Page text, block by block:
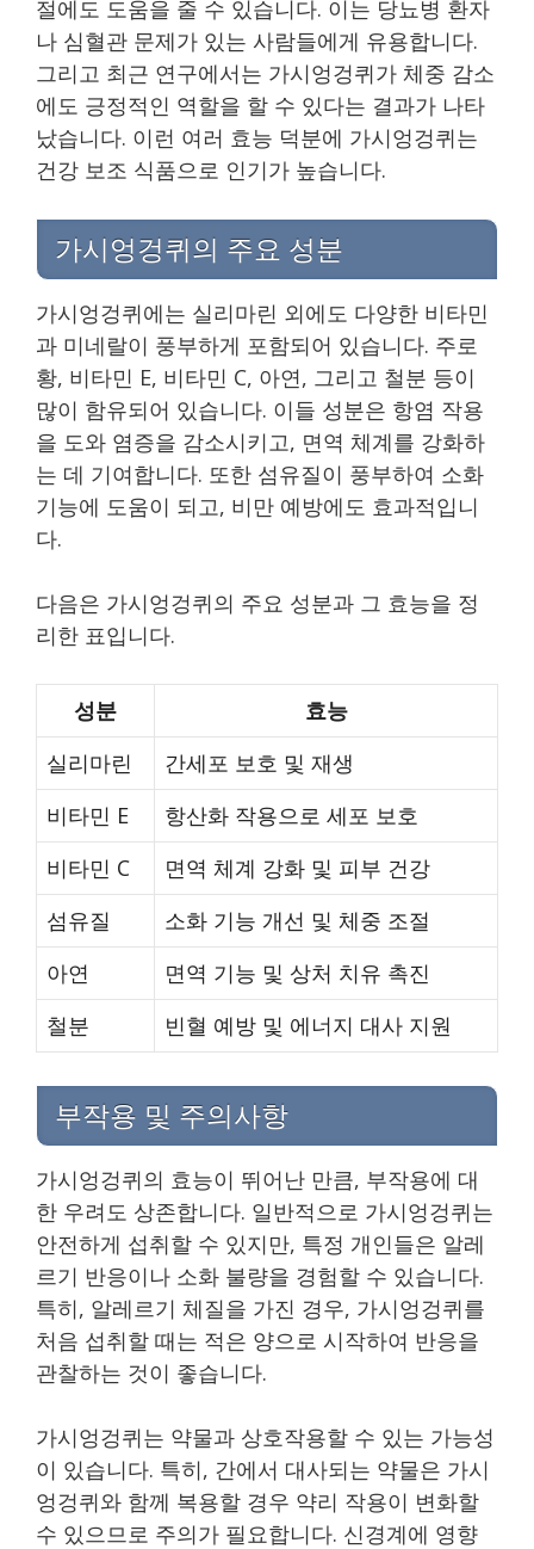
절에도 도움을 줄 수 있습니다. 이는 당뇨병 환자
나 심혈관 문제가 있는 사람들에게 유용합니다.
그리고 최근 연구에서는 가시엉겅퀴가 체중 감소
에도 긍정적인 역할을 할 수 있다는 결과가 나타
났습니다. 이런 여러 효능 덕분에 가시엉겅퀴는
건강 보조 식품으로 인기가 높습니다.
가시엉겅퀴의 주요 성분
가시엉겅퀴에는 실리마린 외에도 다양한 비타민
과 미네랄이 풍부하게 포함되어 있습니다. 주로
황, 비타민 E, 비타민 C, 아연, 그리고 철분 등이
많이 함유되어 있습니다. 이들 성분은 항염 작용
을 도와 염증을 감소시키고, 면역 체계를 강화하
는 데 기여합니다. 또한 섬유질이 풍부하여 소화
기능에 도움이 되고, 비만 예방에도 효과적입니
다.
다음은 가시엉겅퀴의 주요 성분과 그 효능을 정
리한 표입니다.
성분
효능
실리마린
간세포 보호 및 재생
비타민 E
항산화 작용으로 세포 보호
비타민 C
면역 체계 강화 및 피부 건강
섬유질
소화 기능 개선 및 체중 조절
아연
면역 기능 및 상처 치유 촉진
철분
빈혈 예방 및 에너지 대사 지원
부작용 및 주의사항
가시엉겅퀴의 효능이 뛰어난 만큼, 부작용에 대
한 우려도 상존합니다. 일반적으로 가시엉겅퀴는
안전하게 섭취할 수 있지만, 특정 개인들은 알레
르기 반응이나 소화 불량을 경험할 수 있습니다.
특히, 알레르기 체질을 가진 경우, 가시엉겅퀴를
처음 섭취할 때는 적은 양으로 시작하여 반응을
관찰하는 것이 좋습니다.
가시엉겅퀴는 약물과 상호작용할 수 있는 가능성
이 있습니다. 특히, 간에서 대사되는 약물은 가시
엉겅퀴와 함께 복용할 경우 약리 작용이 변화할
수 있으므로 주의가 필요합니다. 신경계에 영향